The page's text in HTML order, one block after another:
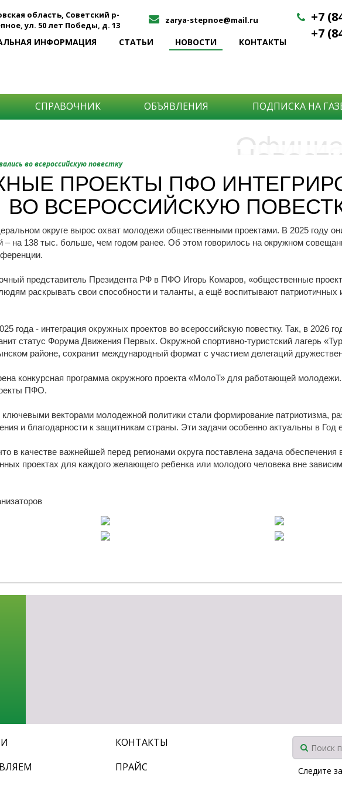
область, Советский р-
ул. 50 лет Победы, д. 13
zarya-stepnoe@mail.ru
ИНФОРМАЦИЯ СТАТЬИ НОВОСТИ КОНТАКТЫ
+7
+7
СПРАВОЧНИК ОБЪЯВЛЕНИЯ ПОДПИСКА НА
Новости
Самые актуальные
-происшествия,
-спорта,
-мира науки,
-общества
Хотите что бы о Вас
негосударственных
Просто закажите
во всероссийскую повестку
ПРОЕКТЫ ПФО
ВО ВСЕРОССИЙСКУЮ
округе вырос охват молодежи общественными проектами. В 2025 году
на 138 тыс. больше, чем годом ранее. Об этом говорилось на окружном
представитель Президента РФ в ПФО Игорь Комаров, «общественные
раскрывать свои способности и таланты, а ещё воспитывают патриотичных
года - интеграция окружных проектов во всероссийскую повестку. Так, в 2026
статус Форума Движения Первых. Окружной спортивно-туристский лагерь
районе, сохранит международный формат с участием делегаций
конкурсная программа окружного проекта «МолоТ» для работающей
ПФО.
векторами молодежной политики стали формирование патриотизма,
и благодарности к защитникам страны. Эти задачи особенно актуальны в Год
в качестве важнейшей перед регионами округа поставлена задача обеспечения
проектах для каждого желающего ребенка или молодого человека вне
КОНТАКТЫ
ПРАЙС
Следите